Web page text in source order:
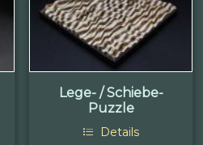
Lege- / Schiebe-
Puzzle
Details